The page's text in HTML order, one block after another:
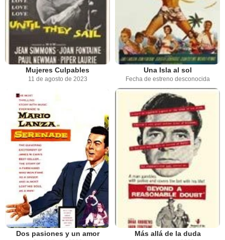
Mujeres Culpables
11 de agosto de 2023
Una Isla al sol
Fecha de estreno desconocida
Dos pasiones y un amor Más allá de la duda